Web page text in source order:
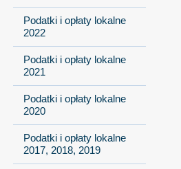
Podatki i opłaty lokalne
2022
Podatki i opłaty lokalne
2021
Podatki i opłaty lokalne
2020
Podatki i opłaty lokalne
2017, 2018, 2019